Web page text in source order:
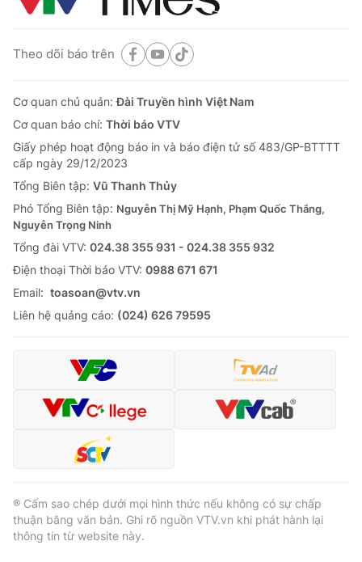
Theo dõi báo trên
Cơ quan chủ quản:Đài Truyền hình Việt Nam
Cơ quan báo chí: Thời báo VTV
Giấy phép hoạt động báo in và báo điện tử số 483/GP-BTTTT
cấp ngày 29/12/2023
Tổng Biên tập: Vũ Thanh Thủy
Phó Tổng Biên tập: Nguyễn Thị Mỹ Hạnh, Phạm Quốc Thắng,
Nguyễn Trọng Ninh
Tổng đài VTV: 024.38 355 931 - 024.38 355 932
Ðiện thoại Thời báo VTV: 0988 671 671
Email: toasoan@vtv.vn
Liên hệ quảng cáo: (024) 626 79595
® Cấm sao chép dưới mọi hình thức nếu không có sự chấp
thuận bằng văn bản. Ghi rõ nguồn VTV.vn khi phát hành lại
thông tin từ website này.